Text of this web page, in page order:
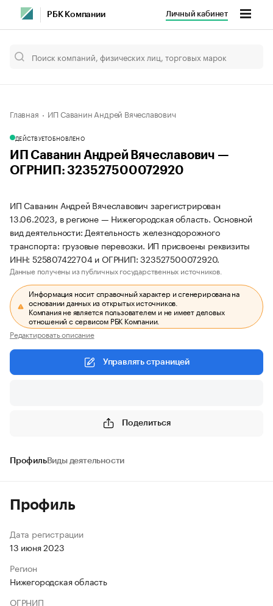
РБК Компании Личный кабинет
Главная ИП Саванин Андрей Вячеславович
ДЕЙСТВУЕТОБНОВЛЕНО
ИП Саванин Андрей Вячеславович —
ОГРНИП: 323527500072920
ИП Саванин Андрей Вячеславович зарегистрирован
13.06.2023, в регионе — Нижегородская область. Основной
вид деятельности: Деятельность железнодорожного
транспорта: грузовые перевозки. ИП присвоены реквизиты
ИНН: 525807422704 и ОГРНИП: 323527500072920.
Данные получены из публичных государственных источников.
Информация носит справочный характер и сгенерирована на
основании данных из открытых источников.
Компания не является пользователем и не имеет деловых
отношений с сервисом РБК Компании.
Редактировать описание
Управлять страницей
Поделиться
ПрофильВиды деятельности
Профиль
Дата регистрации
13 июня 2023
Регион
Нижегородская область
ОГРНИП